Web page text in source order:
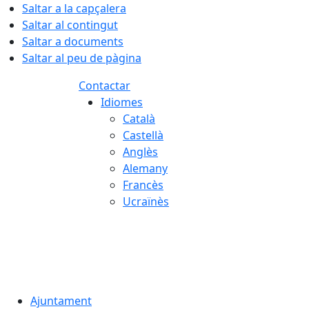
Saltar a la capçalera
Saltar al contingut
Saltar a documents
Saltar al peu de pàgina
Contactar
Idiomes
Català
Castellà
Anglès
Alemany
Francès
Ucraïnès
Ajuntament